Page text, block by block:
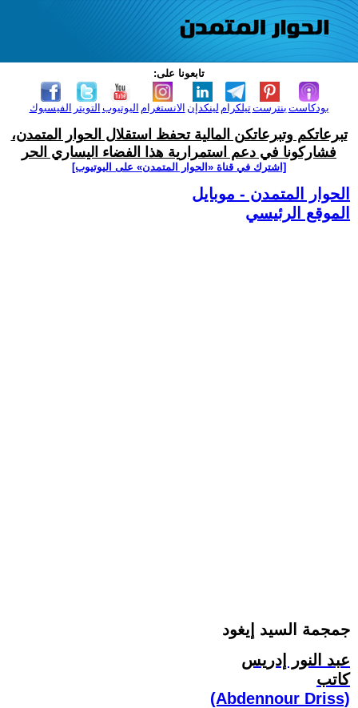
تابعونا على:
الفيسبوك التويتر اليوتيوب الانستغرام لينكدإن تيلكرامبنترست بودكاست
تبرعاتكم وتبرعاتكن المالية تحفظ استقلال الحوار المتمدن،
فشاركونا في دعم استمرارية هذا الفضاء اليساري الحر
[اشترك في قناة ‫«الحوار المتمدن» على اليوتيوب]
الحوار المتمدن - موبايل
الموقع الرئيسي
جمجمة السيد إيغود
عبد النور إدريس
كاتب
(Abdennour Driss)